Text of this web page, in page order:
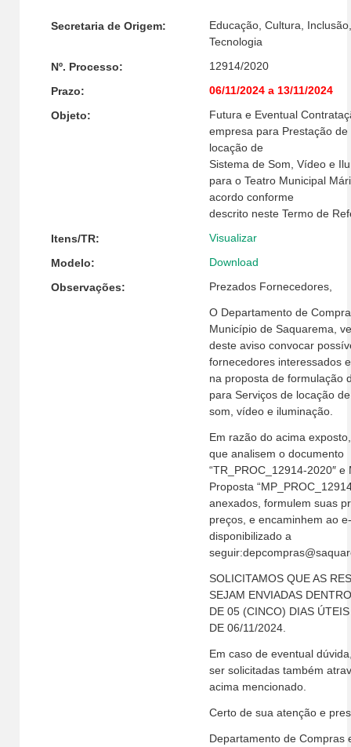
Secretaria de Origem:
Educação, Cultura,
Tecnologia
Nº. Processo: 12914/2020
Prazo: 06/11/2024 a 13/11/2024
Objeto:
Futura e Eventual
empresa para Prestação de
locação de
Sistema de Som, Vídeo e
para o Teatro Municipal
acordo conforme
descrito neste Termo de
Itens/TR: Visualizar
Modelo: Download
Observações: Prezados Fornecedores,
O Departamento de
Município de Saquarema,
deste aviso convocar
fornecedores interessados
na proposta de formulação
para Serviços de locação
som, vídeo e iluminação.
Em razão do acima
que analisem o documento
“TR_PROC_12914-2020″ e
Proposta
anexados, formulem suas
preços, e encaminhem ao
disponibilizado a
SOLICITAMOS QUE AS
SEJAM ENVIADAS
DE 05 (CINCO) DIAS ÚTEIS
DE 06/11/2024.
Em caso de eventual
ser solicitadas também
acima mencionado.
Certo de sua atenção e
Departamento de Compras